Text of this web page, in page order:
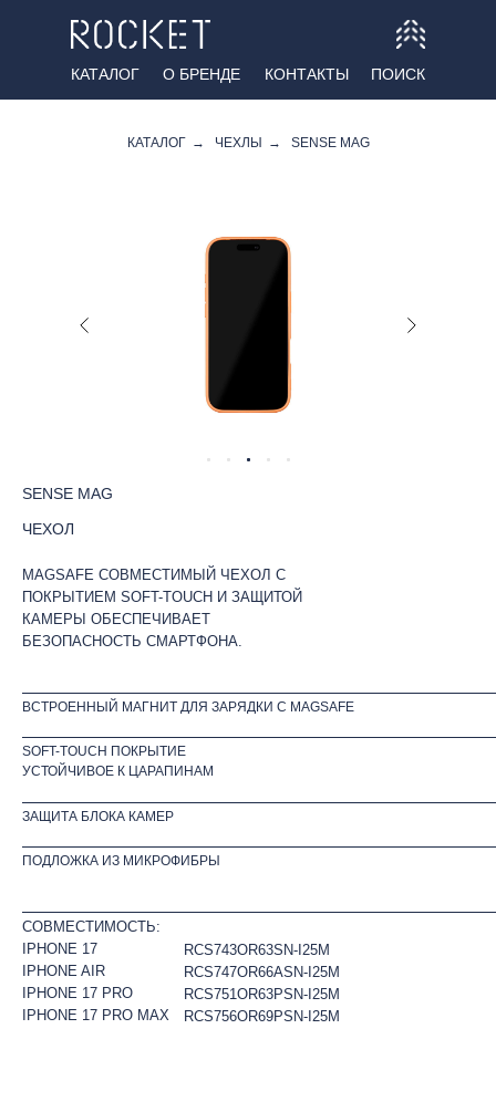
О БРЕНДЕ КОНТАКТЫ ПОИСК
КАТАЛОГ
КАТАЛОГ → ЧЕХЛЫ → SENSE MAG
СОВМЕСТИМОСТЬ:
IPHONE 17
IPHONE AIR
IPHONE 17 PRO
IPHONE 17 PRO MAX
RCS743OR63SN-I25M
RCS747OR66ASN-I25M
RCS751OR63PSN-I25M
RCS756OR69PSN-I25M
SENSE MAG
ЧЕХОЛ
ВСТРОЕННЫЙ МАГНИТ ДЛЯ ЗАРЯДКИ С MAGSAFE
SOFT-TOUCH ПОКРЫТИЕ
УСТОЙЧИВОЕ К ЦАРАПИНАМ
ЗАЩИТА БЛОКА КАМЕР
ПОДЛОЖКА ИЗ МИКРОФИБРЫ
MAGSAFE СОВМЕСТИМЫЙ ЧЕХОЛ С
ПОКРЫТИЕМ SOFT-TOUCH И ЗАЩИТОЙ
КАМЕРЫ ОБЕСПЕЧИВАЕТ
БЕЗОПАСНОСТЬ СМАРТФОНА.